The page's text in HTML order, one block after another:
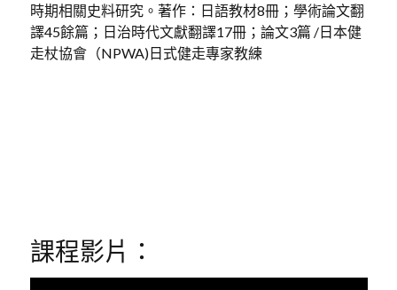
時期相關史料研究。著作：日語教材8冊；學術論文翻
譯45餘篇；日治時代文獻翻譯17冊；論文3篇 /日本健
走杖協會（NPWA)日式健走專家教練
課程影片：